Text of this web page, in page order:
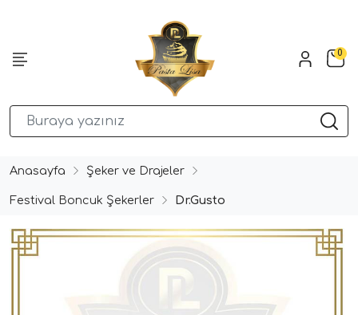
0
Anasayfa Şeker ve Drajeler
Festival Boncuk Şekerler Dr.Gusto